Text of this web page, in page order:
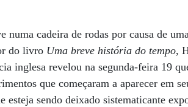
cadeira de rodas por causa de
do livro Uma breve história do tempo,
inglesa revelou na segunda-feira 19
que começaram a aparecer em
esteja sendo deixado sistematicante